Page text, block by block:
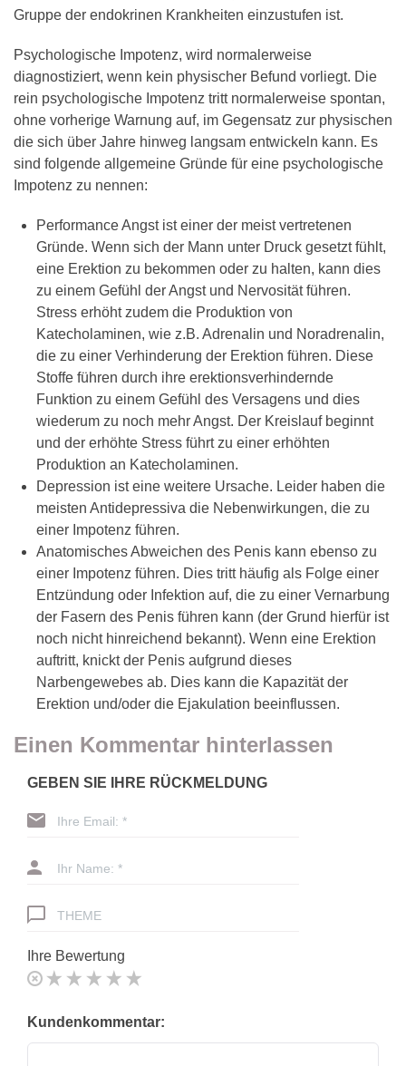
Gruppe der endokrinen Krankheiten einzustufen ist.
Psychologische Impotenz, wird normalerweise
diagnostiziert, wenn kein physischer Befund vorliegt. Die
rein psychologische Impotenz tritt normalerweise spontan,
ohne vorherige Warnung auf, im Gegensatz zur physischen
die sich über Jahre hinweg langsam entwickeln kann. Es
sind folgende allgemeine Gründe für eine psychologische
Impotenz zu nennen:
Performance Angst ist einer der meist vertretenen
Gründe. Wenn sich der Mann unter Druck gesetzt fühlt,
eine Erektion zu bekommen oder zu halten, kann dies
zu einem Gefühl der Angst und Nervosität führen.
Stress erhöht zudem die Produktion von
Katecholaminen, wie z.B. Adrenalin und Noradrenalin,
die zu einer Verhinderung der Erektion führen. Diese
Stoffe führen durch ihre erektionsverhindernde
Funktion zu einem Gefühl des Versagens und dies
wiederum zu noch mehr Angst. Der Kreislauf beginnt
und der erhöhte Stress führt zu einer erhöhten
Produktion an Katecholaminen.
Depression ist eine weitere Ursache. Leider haben die
meisten Antidepressiva die Nebenwirkungen, die zu
einer Impotenz führen.
Anatomisches Abweichen des Penis kann ebenso zu
einer Impotenz führen. Dies tritt häufig als Folge einer
Entzündung oder Infektion auf, die zu einer Vernarbung
der Fasern des Penis führen kann (der Grund hierfür ist
noch nicht hinreichend bekannt). Wenn eine Erektion
auftritt, knickt der Penis aufgrund dieses
Narbengewebes ab. Dies kann die Kapazität der
Erektion und/oder die Ejakulation beeinflussen.
Einen Kommentar hinterlassen
GEBEN SIE IHRE RÜCKMELDUNG
Ihre Email: *
Ihr Name: *
THEME
Ihre Bewertung
Kundenkommentar: